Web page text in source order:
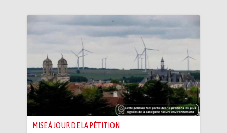
MISE À JOUR DE LA PÉTITION